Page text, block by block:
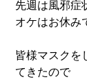
先週は風邪症
オケはお休み
皆様マスクを
てきたので